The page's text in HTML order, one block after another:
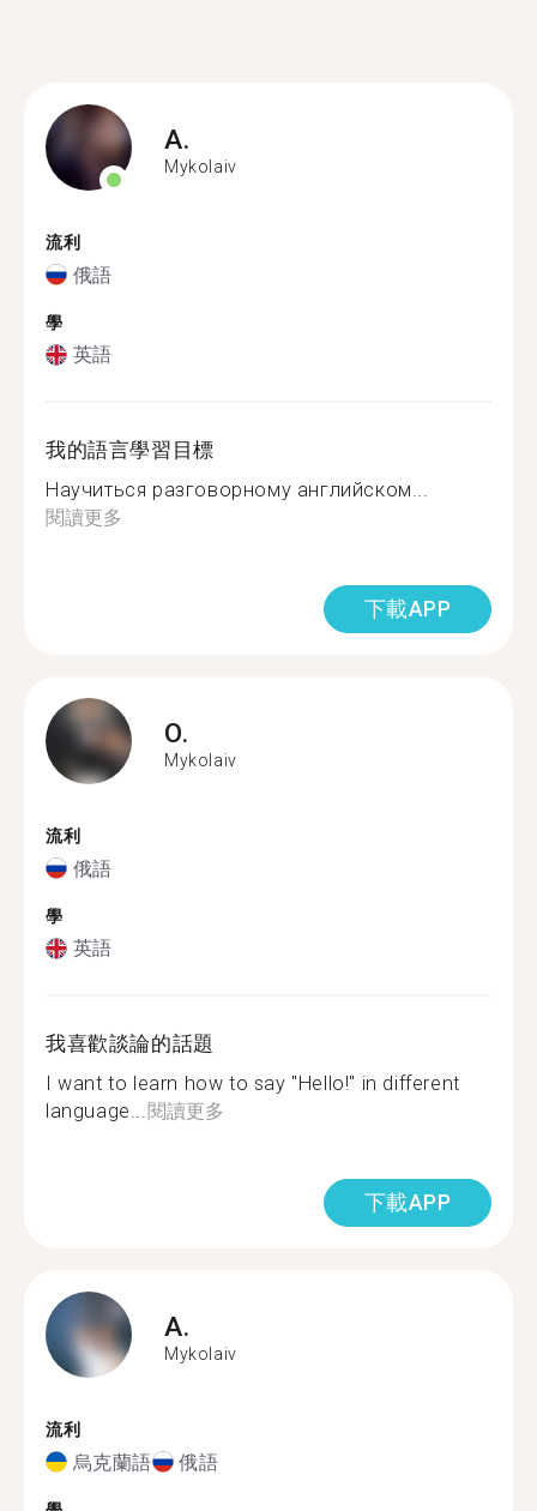
A.
Mykolaiv
流利
俄語
學
英語
我的語言學習目標
Научиться разговорному английском...
閱讀更多
下載APP
O.
Mykolaiv
流利
俄語
學
英語
我喜歡談論的話題
I want to learn how to say "Hello!" in different
language...閱讀更多
下載APP
A.
Mykolaiv
流利
烏克蘭語 俄語